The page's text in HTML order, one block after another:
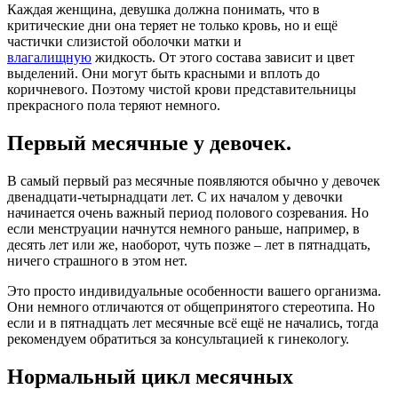
Каждая женщина, девушка должна понимать, что в
критические дни она теряет не только кровь, но и ещё
частички слизистой оболочки матки и
влагалищную жидкость. От этого состава зависит и цвет
выделений. Они могут быть красными и вплоть до
коричневого. Поэтому чистой крови представительницы
прекрасного пола теряют немного.
Первый месячные у девочек.
В самый первый раз месячные появляются обычно у девочек
двенадцати-четырнадцати лет. С их началом у девочки
начинается очень важный период полового созревания. Но
если менструации начнутся немного раньше, например, в
десять лет или же, наоборот, чуть позже – лет в пятнадцать,
ничего страшного в этом нет.
Это просто индивидуальные особенности вашего организма.
Они немного отличаются от общепринятого стереотипа. Но
если и в пятнадцать лет месячные всё ещё не начались, тогда
рекомендуем обратиться за консультацией к гинекологу.
Нормальный цикл месячных